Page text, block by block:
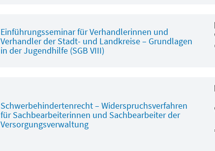
Einführungsseminar für Verhandlerinnen und
Verhandler der Stadt- und Landkreise – Grundlagen
in der Jugendhilfe (SGB VIII)
Schwerbehindertenrecht – Widerspruchsverfahren
für Sachbearbeiterinnen und Sachbearbeiter der
Versorgungsverwaltung